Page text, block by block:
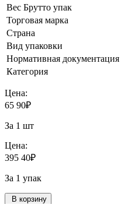
Вес Брутто упак
Торговая марка
Страна
Вид упаковки
Нормативная документация
Категория
Цена:
65 90₽
За 1 шт
Цена:
395 40₽
За 1 упак
В корзину